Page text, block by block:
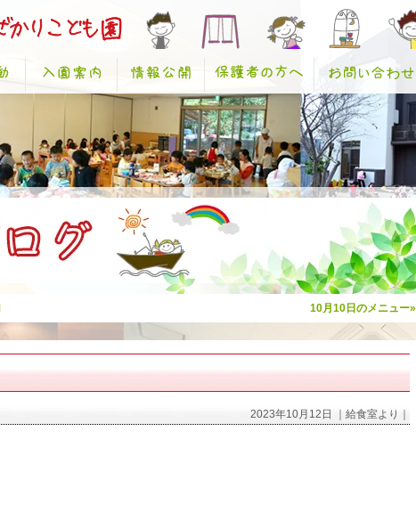
10月10日のメニュー»
2023年10月12日 ｜給食室より｜